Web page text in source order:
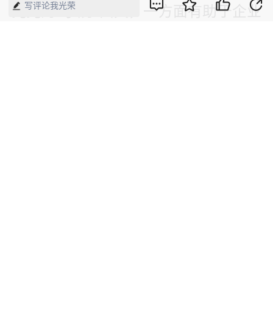
掩掩的“学院”面具，一方面有助于企业
写评论我光荣